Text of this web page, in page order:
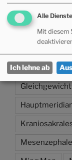
1000 Tage
Amygdala
CMD
Alle
Mit diesem
Ich lehne ab